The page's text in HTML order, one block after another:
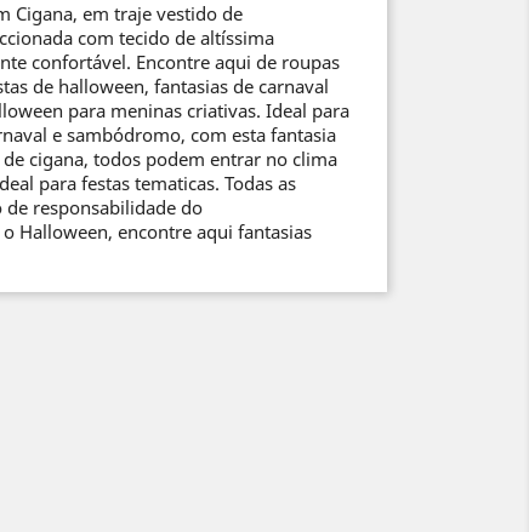
Cigana, em traje vestido de
com tecido de altíssima
confortável. Encontre aqui de roupas
de halloween, fantasias de carnaval
para meninas criativas. Ideal para
e sambódromo, com esta fantasia
cigana, todos podem entrar no clima
para festas tematicas. Todas as
responsabilidade do
Halloween, encontre aqui fantasias